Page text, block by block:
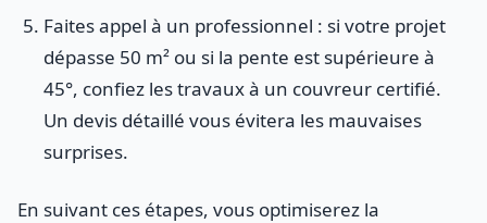
Faites appel à un professionnel : si votre projet
dépasse 50 m² ou si la pente est supérieure à
45°, confiez les travaux à un couvreur certifié.
Un devis détaillé vous évitera les mauvaises
surprises.
En suivant ces étapes, vous optimiserez la